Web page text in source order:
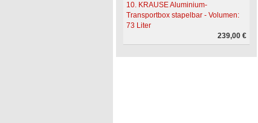
10. KRAUSE Aluminium-
Transportbox stapelbar - Volumen:
73 Liter
239,00 €